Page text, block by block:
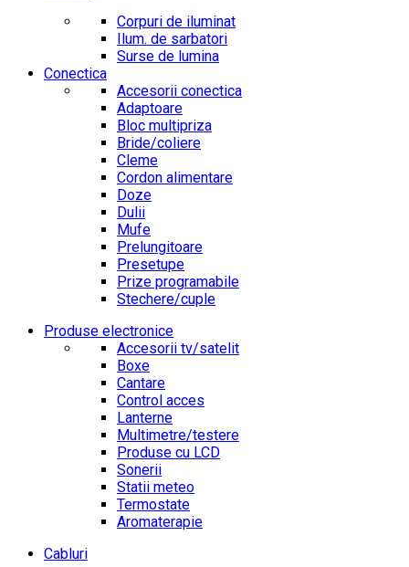
Corpuri de iluminat
Ilum. de sarbatori
Surse de lumina
Conectica
Accesorii conectica
Adaptoare
Bloc multipriza
Bride/coliere
Cleme
Cordon alimentare
Doze
Dulii
Mufe
Prelungitoare
Presetupe
Prize programabile
Stechere/cuple
Produse electronice
Accesorii tv/satelit
Boxe
Cantare
Control acces
Lanterne
Multimetre/testere
Produse cu LCD
Sonerii
Statii meteo
Termostate
Aromaterapie
Cabluri